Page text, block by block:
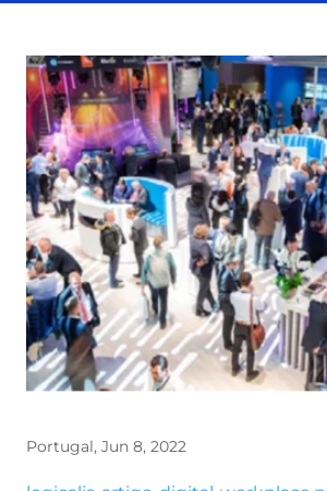
Portugal, Jun 8, 2022